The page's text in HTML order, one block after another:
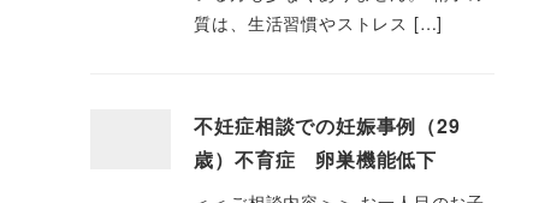
質は、生活習慣やストレス […]
不妊症相談での妊娠事例（29
歳）不育症 卵巣機能低下